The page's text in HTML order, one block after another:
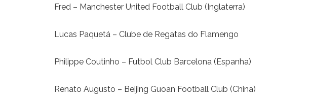
Fred – Manchester United Football Club (Inglaterra)
Lucas Paquetá – Clube de Regatas do Flamengo
Philippe Coutinho – Futbol Club Barcelona (Espanha)
Renato Augusto – Beijing Guoan Football Club (China)